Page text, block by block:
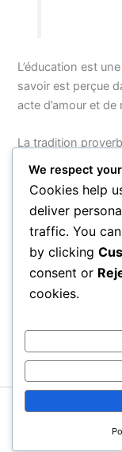
L’éducation est
savoir est perçue
acte d’amour et
La tradition
d’histoire et de
sagesse humaine
continuent de
l’Armorique. Ces
nous rappellent
partout les
des mots que se
PRÉCÉDENT
We respect
Cookies help
deliver
traffic. You
by clicking
consent or
cookies.